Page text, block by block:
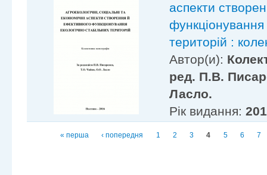
аспекти
функціонування
територій :
Автор(и):
ред. П.В.
Ласло.
Рік видання:
Сторінки« перша ‹ попередня 1 2 3 4 5 6 7